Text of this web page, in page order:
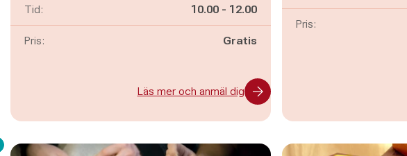
Tid: Pågår mellan
10.00 - och
12.00
Pris: Gratis
Läs mer och anmäl dig
Pris: